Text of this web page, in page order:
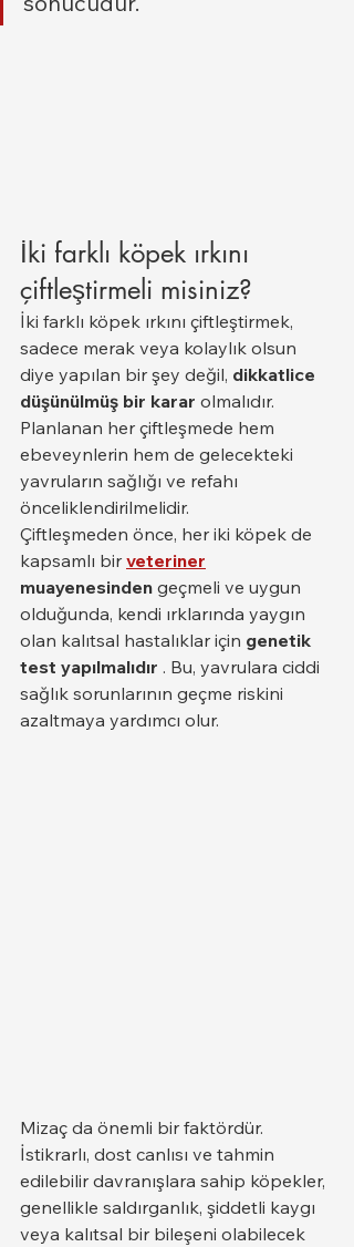
İki farklı köpek ırkını
çiftleştirmeli misiniz?
İki farklı köpek ırkını çiftleştirmek,
sadece merak veya kolaylık olsun
diye yapılan bir şey değil, dikkatlice
düşünülmüş bir karar olmalıdır.
Planlanan her çiftleşmede hem
ebeveynlerin hem de gelecekteki
yavruların sağlığı ve refahı
önceliklendirilmelidir.
Çiftleşmeden önce, her iki köpek de
kapsamlı bir veteriner
muayenesinden geçmeli ve uygun
olduğunda, kendi ırklarında yaygın
olan kalıtsal hastalıklar için genetik
test yapılmalıdır . Bu, yavrulara ciddi
sağlık sorunlarının geçme riskini
azaltmaya yardımcı olur.
Mizaç da önemli bir faktördür.
İstikrarlı, dost canlısı ve tahmin
edilebilir davranışlara sahip köpekler,
genellikle saldırganlık, şiddetli kaygı
veya kalıtsal bir bileşeni olabilecek